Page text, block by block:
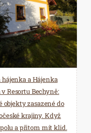
Bohuslav Komín.
Resortem
čtyři závody v
obdobích. Po
horských kol, v
závod v terénním
a na závěr
v kategorii
klubů.
a Hájenka
Resortu Bechyně:
objekty zasazené do
krajiny. Když
a přitom mít klid.